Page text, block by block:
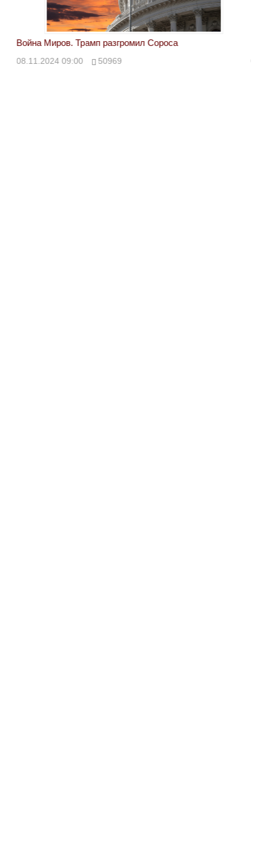
Война Миров. Трамп разгромил Сороса
08.11.2024 09:00 50969